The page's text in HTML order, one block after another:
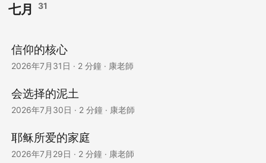
七月 31
信仰的核心
2026年7月31日 · 2 分鐘 · 康老師
会选择的泥土
2026年7月30日 · 2 分鐘 · 康老師
耶稣所爱的家庭
2026年7月29日 · 2 分鐘 · 康老師